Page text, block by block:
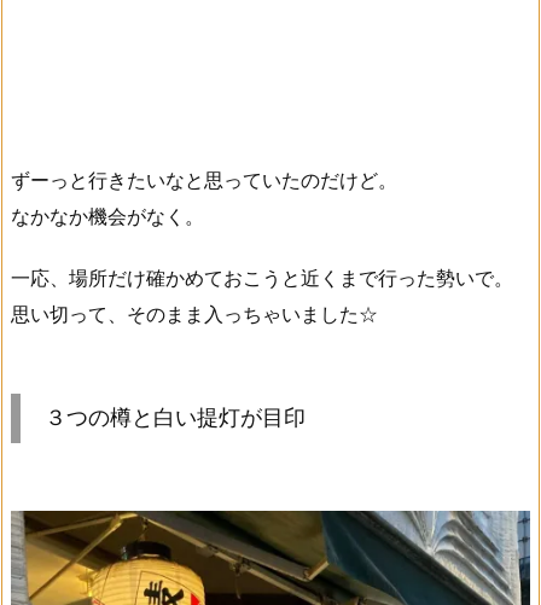
ずーっと行きたいなと思っていたのだけど。
なかなか機会がなく。
一応、場所だけ確かめておこうと近くまで行った勢いで。
思い切って、そのまま入っちゃいました☆
３つの樽と白い提灯が目印